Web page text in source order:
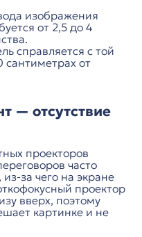
изображения
от 2,5 до 4
справляется с той
сантиметрах от
— отсутствие
проекторов
часто
за чего на экране
проектор
вверх, поэтому
картинке и не